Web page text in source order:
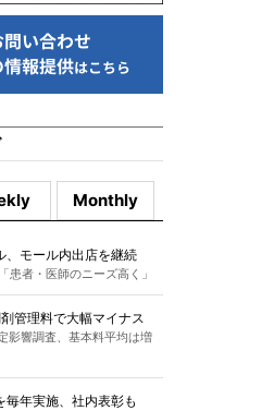
Monthly
、モール内出店を継続
患者・医師のニーズ高く」
管理料で大幅マイナス
影響調査、基本料平均は増
毎年実施、社内表彰も